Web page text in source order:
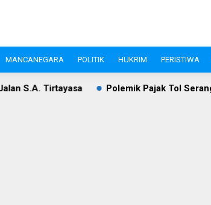
MANCANEGARA POLITIK HUKRIM PERISTIWA
Polemik Pajak Tol Serang–Panimbang,